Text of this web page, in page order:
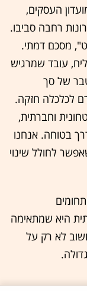
העסקים,
רחבה סביבו.
מסכם דמתי.
עובד שמרגיש
של סך
לכלכלה חזקה.
וחברתית,
בטוחה. אנחנו
לחולל שינוי
היא שמתאימה
לא רק על